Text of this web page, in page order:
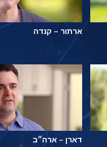
ארתור – קנדה
דארן – ארה״ב